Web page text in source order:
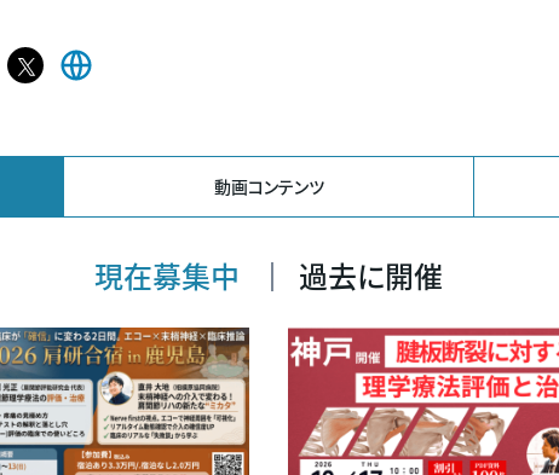
𝕏
ジ
Web
ト
動画コンテンツ
現在募集中 過去に開催